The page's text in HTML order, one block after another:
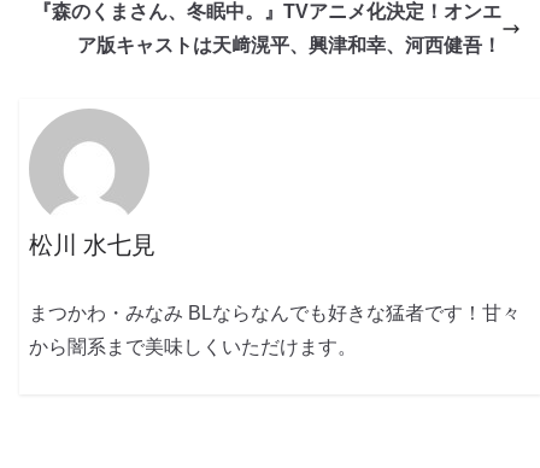
​『森のくまさん、冬眠中。』TVアニメ化決定！オンエ
ア版キャストは天﨑滉平、興津和幸、河西健吾！
松川 水七見
まつかわ・みなみ BLならなんでも好きな猛者です！甘々
から闇系まで美味しくいただけます。